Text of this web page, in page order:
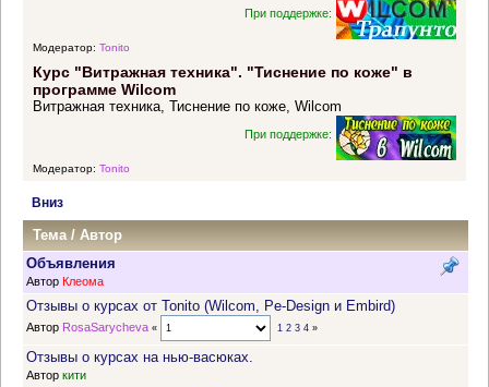
При поддержке:
Модератор: Tonito
Курс "Витражная техника". "Тиснение по коже" в
программе Wilcom
Витражная техника, Тиснение по коже, Wilcom
При поддержке:
Модератор: Tonito
Вниз
Тема /Автор
Объявления
Автор Клеома
Отзывы о курсах от Tonito (Wilcom, Pe-Design и Embird)
Автор RosaSarycheva « 1 2 3 4»
Отзывы о курсах на нью-васюках.
Автор кити